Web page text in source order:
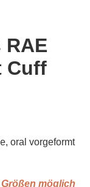
Cuff
oral vorgeformt
möglich